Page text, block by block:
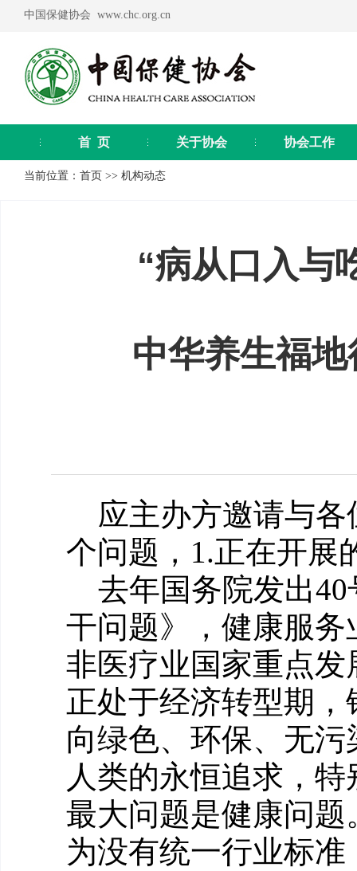
中国保健协会 www.chc.org.cn
首 页 关于协会 协会工作
当前位置： 首页 >> 机构动态
“病从口入与
中华养生福
应主办方邀请与各
个问题，1.正在开展
去年国务院发出40
干问题》，健康服
非医疗业国家重点
正处于经济转型期
向绿色、环保、无
人类的永恒追求，
最大问题是健康问
为没有统一行业标